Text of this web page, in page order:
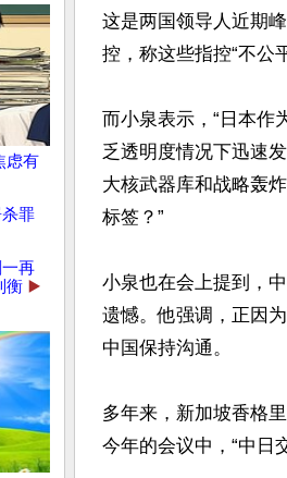
虑有
罪
再
衡 ▶️
这是两国领导人近期
控，称这些指控“不公
而小泉表示，“日本作
乏透明度情况下迅速
大核武器库和战略轰
标签？”
小泉也在会上提到，
遗憾。他强调，正因
中国保持沟通。
多年来，新加坡香格
今年的会议中，“中日